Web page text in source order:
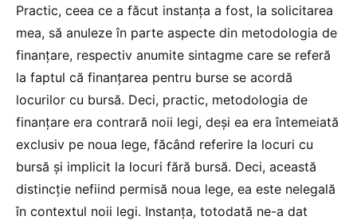
Practic, ceea ce a făcut instanța a fost, la solicitarea
mea, să anuleze în parte aspecte din metodologia de
finanțare, respectiv anumite sintagme care se referă
la faptul că finanțarea pentru burse se acordă
locurilor cu bursă. Deci, practic, metodologia de
finanțare era contrară noii legi, deși ea era întemeiată
exclusiv pe noua lege, făcând referire la locuri cu
bursă și implicit la locuri fără bursă. Deci, această
distincție nefiind permisă noua lege, ea este nelegală
în contextul noii legi. Instanța, totodată ne-a dat